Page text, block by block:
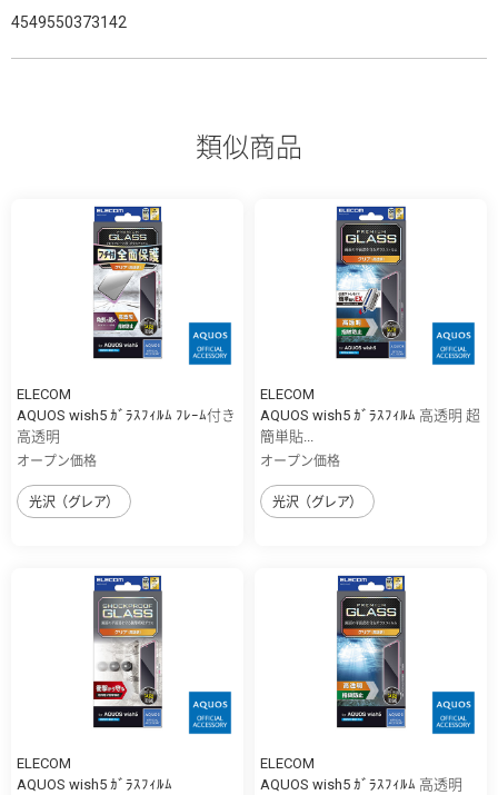
4549550373142
類似商品
ELECOM
AQUOS wish5 ｶﾞﾗｽﾌｨﾙﾑ ﾌﾚｰﾑ付き
高透明
オープン価格
光沢（グレア）
ELECOM
AQUOS wish5 ｶﾞﾗｽﾌｨﾙﾑ 高透明 超
簡単貼...
オープン価格
光沢（グレア）
ELECOM
AQUOS wish5 ｶﾞﾗｽﾌｨﾙﾑ
ELECOM
AQUOS wish5 ｶﾞﾗｽﾌｨﾙﾑ 高透明